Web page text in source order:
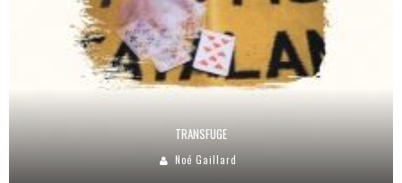
TRANSFUGE
Noé Gaillard